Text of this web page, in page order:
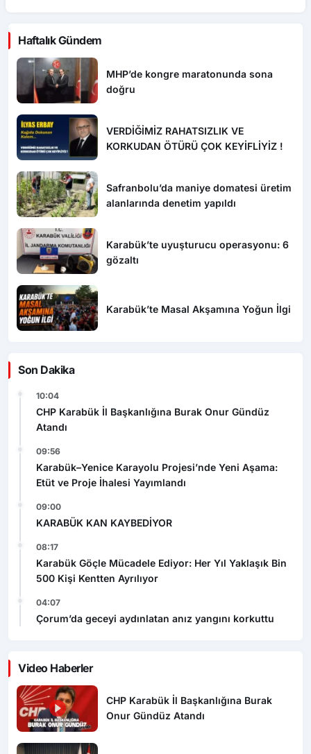
Haftalık Gündem
MHP’de kongre maratonunda sona
doğru
VERDİĞİMİZ RAHATSIZLIK VE
KORKUDAN ÖTÜRÜ ÇOK KEYİFLİYİZ !
Safranbolu’da maniye domatesi üretim
alanlarında denetim yapıldı
Karabük’te uyuşturucu operasyonu: 6
gözaltı
Karabük’te Masal Akşamına Yoğun İlgi
Son Dakika
10:04
CHP Karabük İl Başkanlığına Burak Onur Gündüz
Atandı
09:56
Karabük–Yenice Karayolu Projesi’nde Yeni Aşama:
Etüt ve Proje İhalesi Yayımlandı
09:00
KARABÜK KAN KAYBEDİYOR
08:17
Karabük Göçle Mücadele Ediyor: Her Yıl Yaklaşık Bin
500 Kişi Kentten Ayrılıyor
04:07
Çorum’da geceyi aydınlatan anız yangını korkuttu
Video Haberler
CHP Karabük İl Başkanlığına Burak
Onur Gündüz Atandı